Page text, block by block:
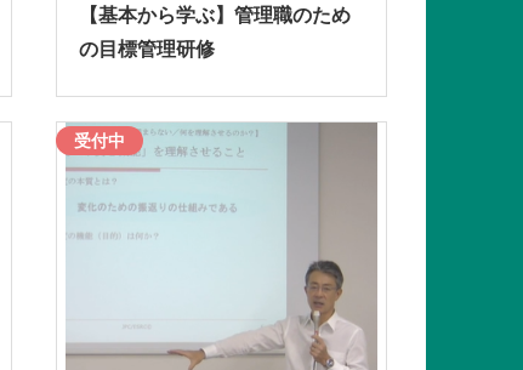
【基本から学ぶ】管理職のため
の目標管理研修
受付中